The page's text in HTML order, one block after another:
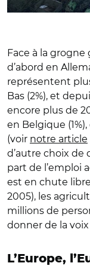
Face à la grogne
d’abord en
représentent
Bas (2%), et
encore plus de
en Belgique
(voir notre article
d’autre choix de
part de l’emploi
est en chute libre
2005), les
millions de
donner de la
L’Europe,